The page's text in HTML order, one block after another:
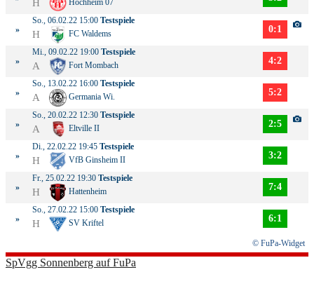
H Hochheim 07
»
So., 06.02.22 15:00 Testspiele
H FC Waldems 0:1
»
Mi., 09.02.22 19:00 Testspiele
A Fort Mombach 4:2
»
So., 13.02.22 16:00 Testspiele
A Germania Wi. 5:2
»
So., 20.02.22 12:30 Testspiele
A Eltville II 2:5
»
Di., 22.02.22 19:45 Testspiele
H VfB Ginsheim II 3:2
»
Fr., 25.02.22 19:30 Testspiele
H Hattenheim 7:4
»
So., 27.02.22 15:00 Testspiele
H SV Kriftel 6:1
© FuPa-Widget
SpVgg Sonnenberg auf FuPa